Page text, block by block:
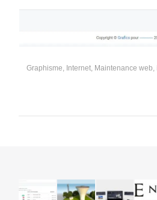
Graphisme, Internet, Maintenance web,